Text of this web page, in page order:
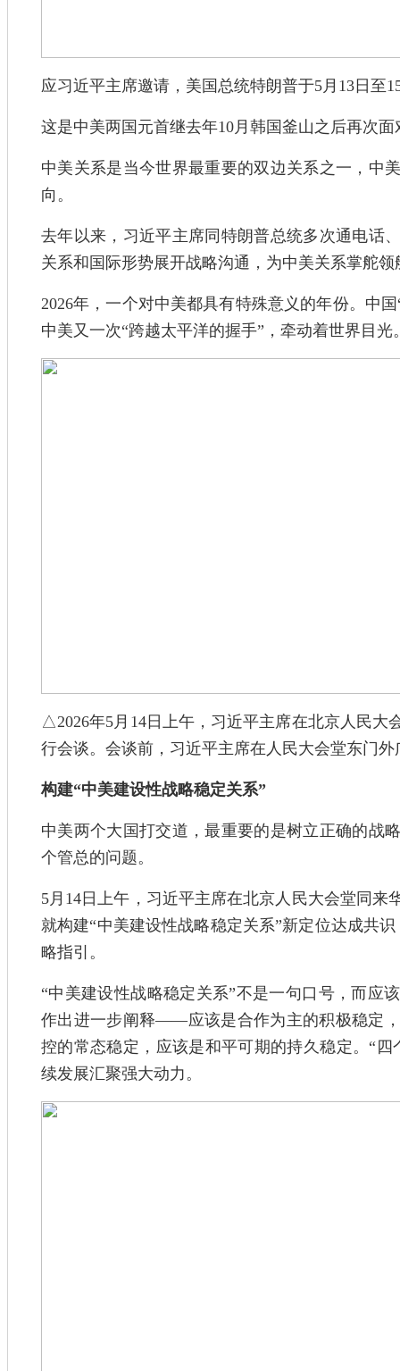
应习近平主席邀请，美国总统特朗普于5月13日至
这是中美两国元首继去年10月韩国釜山之后再次
中美关系是当今世界最重要的双边关系之一，中
向。
去年以来，习近平主席同特朗普总统多次通电话
关系和国际形势展开战略沟通，为中美关系掌舵领
2026年，一个对中美都具有特殊意义的年份。中
中美又一次“跨越太平洋的握手”，牵动着世界目光
△2026年5月14日上午，习近平主席在北京人民大
行会谈。会谈前，习近平主席在人民大会堂东门
构建“中美建设性战略稳定关系”
中美两个大国打交道，最重要的是树立正确的战
个管总的问题。
5月14日上午，习近平主席在北京人民大会堂同
就构建“中美建设性战略稳定关系”新定位达成共
略指引。
“中美建设性战略稳定关系”不是一句口号，而应
作出进一步阐释——应该是合作为主的积极稳定
控的常态稳定，应该是和平可期的持久稳定。“
续发展汇聚强大动力。